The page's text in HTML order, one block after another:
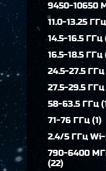
9450-10650
11.0-13.25
14.5-16.5 ГГц
16.5-18.5 ГГц
24.5-27.5
27.5-29.5
58-63.5 ГГц(
71-76 ГГц(1)
2.4/5 ГГц
790-6400
(22)